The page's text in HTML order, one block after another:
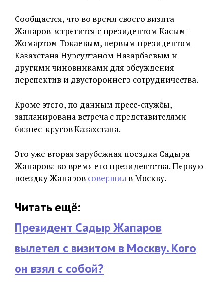
Сообщается, что во время своего визита
Жапаров встретится с президентом Касым-
Жомартом Токаевым, первым президентом
Казахстана Нурсултаном Назарбаевым и
другими чиновниками для обсуждения
перспектив и двустороннего сотрудничества.
Кроме этого, по данным пресс-службы,
запланирована встреча с представителями
бизнес-кругов Казахстана.
Это уже вторая зарубежная поездка Садыра
Жапарова во время его президентства. Первую
поездку Жапаров совершил в Москву.
Читать ещё:
Президент Садыр Жапаров
вылетел с визитом в Москву. Кого
он взял с собой?